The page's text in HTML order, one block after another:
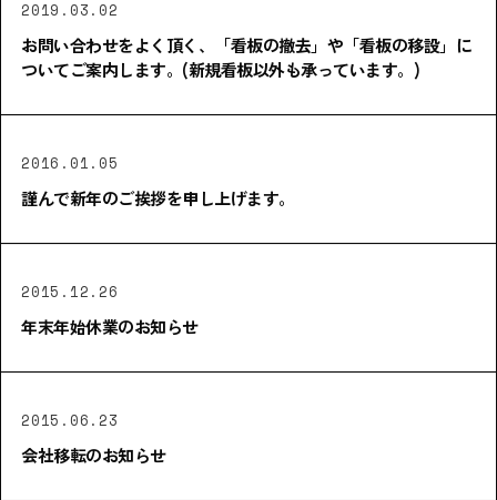
2019.03.02
お問い合わせをよく頂く、「看板の撤去」や「看板の移設」に
ついてご案内します。(新規看板以外も承っています。)
2016.01.05
謹んで新年のご挨拶を申し上げます。
2015.12.26
年末年始休業のお知らせ
2015.06.23
会社移転のお知らせ